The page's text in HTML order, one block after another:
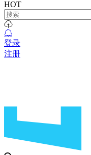
HOT
登录
注册